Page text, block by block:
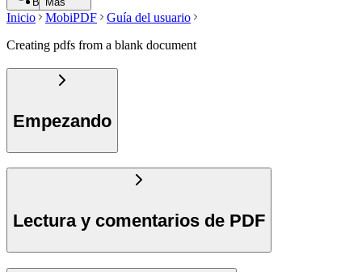
Inicio MobiPDF
Guía del usuario
Creating pdfs from a blank document
Empezando
Lectura y comentarios de PDF